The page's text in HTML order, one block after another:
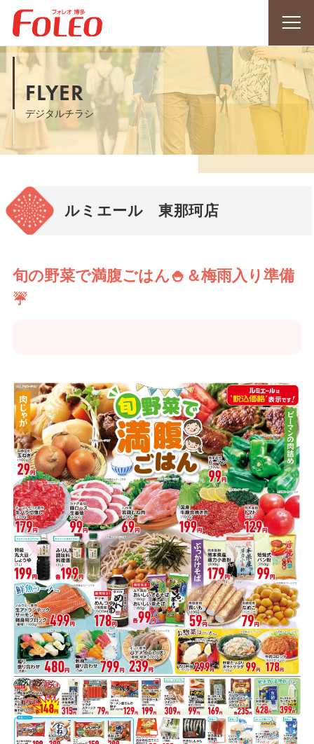
FLYER
デジタルチラシ
ルミエール 東那珂店
旬の野菜で満腹ごはん🍚＆梅雨入り準備
☔